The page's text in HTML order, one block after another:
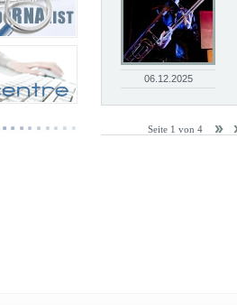
06.12.2025
Seite 1 von 4